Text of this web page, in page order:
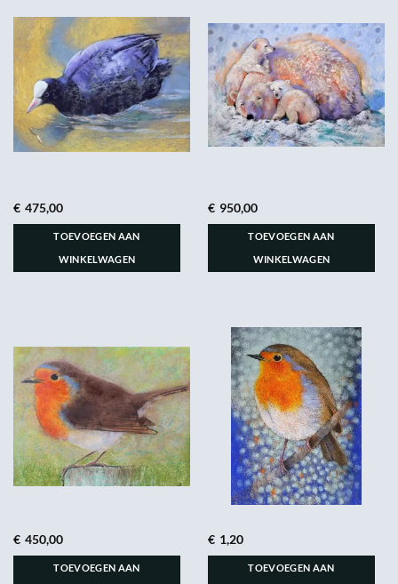
€ 475,00
TOEVOEGEN AAN
WINKELWAGEN
€ 950,00
TOEVOEGEN AAN
WINKELWAGEN
€ 450,00
TOEVOEGEN AAN
€ 1,20
TOEVOEGEN AAN